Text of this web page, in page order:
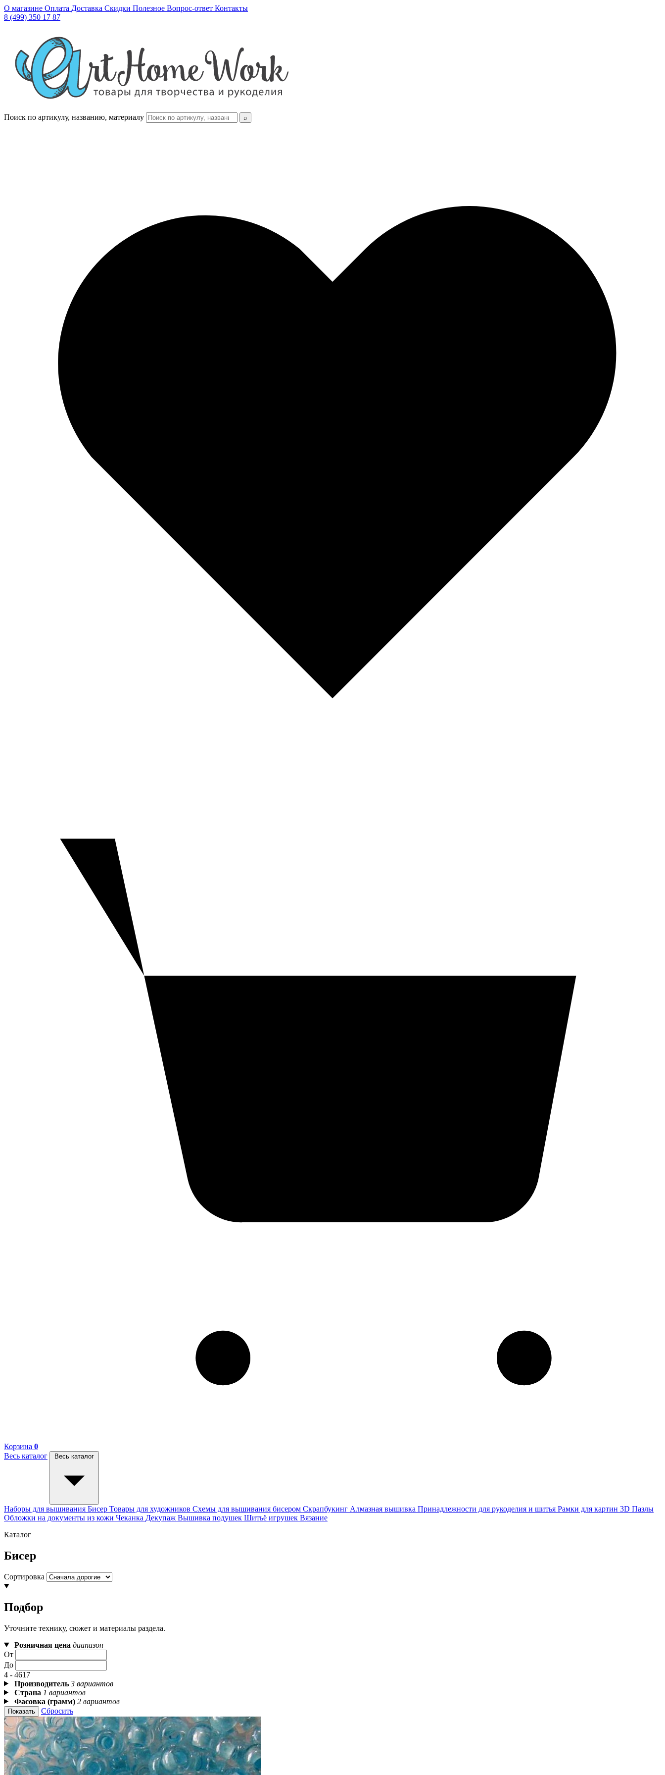
О магазине Оплата Доставка Скидки Полезное Вопрос-ответ Контакты
8 (499) 350 17 87
Поиск по артикулу, названию, материалу ⌕
Корзина 0
Весь каталог
Весь каталог
Наборы для вышивания Бисер Товары для художников Схемы для вышивания бисером Скрапбукинг Алмазная вышивка Принадлежности для рукоделия и шитья Рамки для картин 3D Пазлы
Обложки на документы из кожи Чеканка Декупаж Вышивка подушек Шитьё игрушек Вязание
Каталог
Бисер
Сортировка
Подбор
Уточните технику, сюжет и материалы раздела.
Розничная цена диапазон
От
До
4 - 4617
Производитель 3 вариантов
Страна 1 вариантов
Фасовка (грамм) 2 вариантов
Показать Сбросить